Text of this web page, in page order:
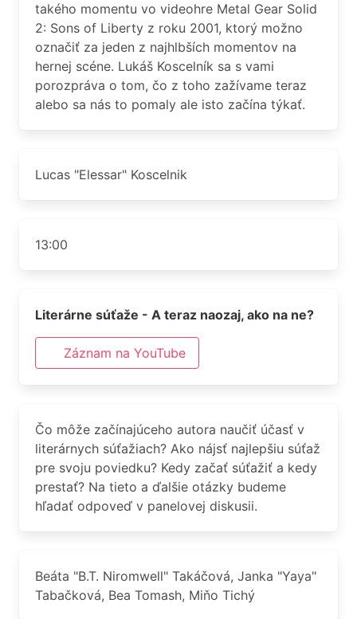
takého momentu vo videohre Metal Gear Solid
2: Sons of Liberty z roku 2001, ktorý možno
označiť za jeden z najhlbších momentov na
hernej scéne. Lukáš Koscelník sa s vami
porozpráva o tom, čo z toho zažívame teraz
alebo sa nás to pomaly ale isto začína týkať.
Lucas "Elessar" Koscelnik
13:00
Literárne súťaže - A teraz naozaj, ako na ne?
Záznam na YouTube
Čo môže začínajúceho autora naučiť účasť v
literárnych súťažiach? Ako nájsť najlepšiu súťaž
pre svoju poviedku? Kedy začať súťažiť a kedy
prestať? Na tieto a ďalšie otázky budeme
hľadať odpoveď v panelovej diskusii.
Beáta "B.T. Niromwell" Takáčová, Janka "Yaya"
Tabačková, Bea Tomash, Miňo Tichý